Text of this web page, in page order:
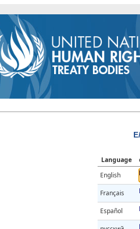
Language
English
Français
Español